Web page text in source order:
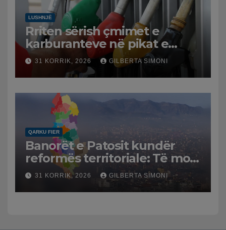
LUSHNJË
Rriten sërish çmimet e
karburanteve në pikat e
karburanteve në Lushnjë.
Tensionet në Lindjen e
Mesme shtrenjtojnë naftën
dhe benzinën në vend
31 KORRIK, 2026 GILBERTA SIMONI
QARKU FIER
Banorët e Patosit kundër
reformës territoriale: Të mos
humbasim identitetin e
qytetit
31 KORRIK, 2026 GILBERTA SIMONI